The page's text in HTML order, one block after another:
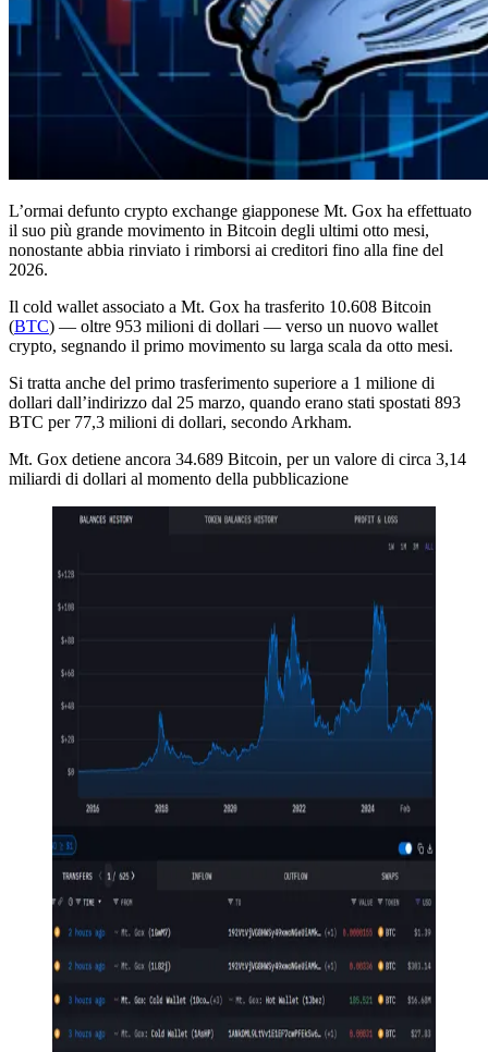
L’ormai defunto crypto exchange giapponese Mt. Gox ha effettuato
il suo più grande movimento in Bitcoin degli ultimi otto mesi,
nonostante abbia rinviato i rimborsi ai creditori fino alla fine del
2026.
Il cold wallet associato a Mt. Gox ha trasferito 10.608 Bitcoin
(BTC) — oltre 953 milioni di dollari — verso un nuovo wallet
crypto, segnando il primo movimento su larga scala da otto mesi.
Si tratta anche del primo trasferimento superiore a 1 milione di
dollari dall’indirizzo dal 25 marzo, quando erano stati spostati 893
BTC per 77,3 milioni di dollari, secondo Arkham.
Mt. Gox detiene ancora 34.689 Bitcoin, per un valore di circa 3,14
miliardi di dollari al momento della pubblicazione